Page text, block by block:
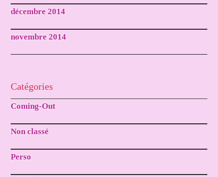
décembre 2014
novembre 2014
Catégories
Coming-Out
Non classé
Perso